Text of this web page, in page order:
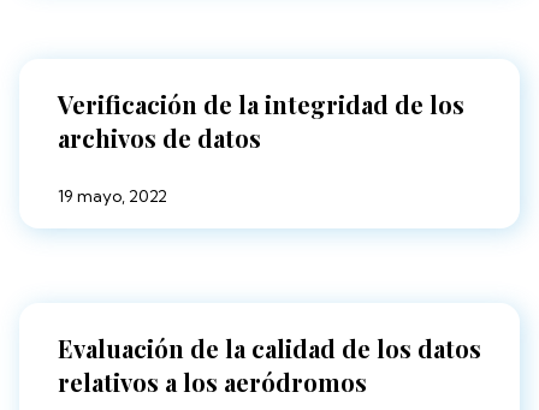
Verificación de la integridad de los
archivos de datos
19 mayo, 2022
Evaluación de la calidad de los datos
relativos a los aeródromos